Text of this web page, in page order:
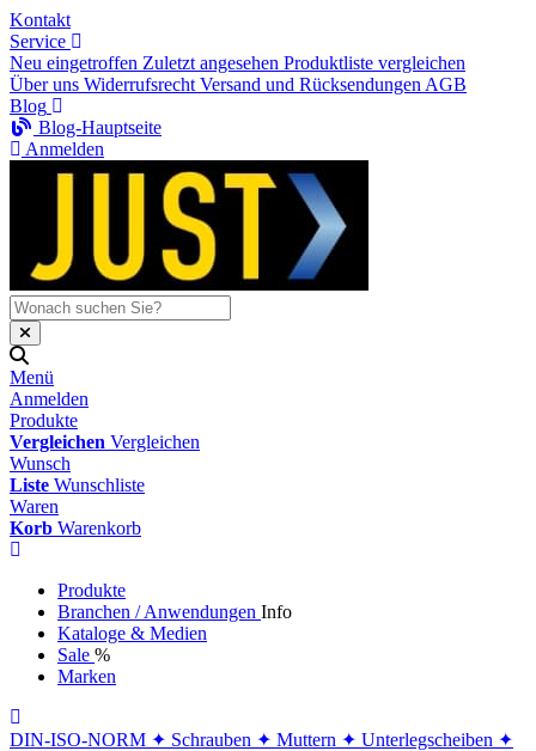
Kontakt
Service
Neu eingetroffen Zuletzt angesehen Produktliste vergleichen
Über uns Widerrufsrecht Versand und Rücksendungen AGB
Blog
Blog-Hauptseite
Anmelden
Menü
Anmelden
Produkte
Vergleichen Vergleichen
Wunsch
Liste Wunschliste
Waren
Korb Warenkorb
Produkte
Branchen / Anwendungen Info
Kataloge & Medien
Sale %
Marken
DIN-ISO-NORM ✦ Schrauben ✦ Muttern ✦ Unterlegscheiben ✦